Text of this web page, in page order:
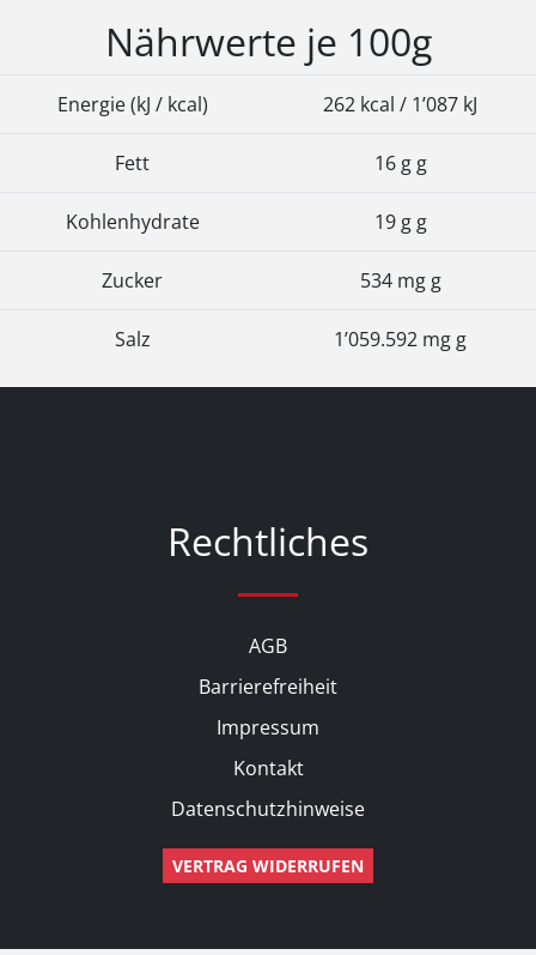
Nährwerte je 100g
Energie (kJ / kcal) 262 kcal / 1’087 kJ
Fett 16 g g
Kohlenhydrate 19 g g
Zucker 534 mg g
Salz 1’059.592 mg g
Rechtliches
AGB
Barrierefreiheit
Impressum
Kontakt
Datenschutzhinweise
VERTRAG WIDERRUFEN